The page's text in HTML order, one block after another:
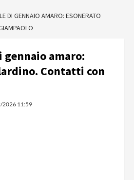
DI GENNAIO AMARO: ESONERATO
gennaio amaro:
Contatti con
2026 11:59